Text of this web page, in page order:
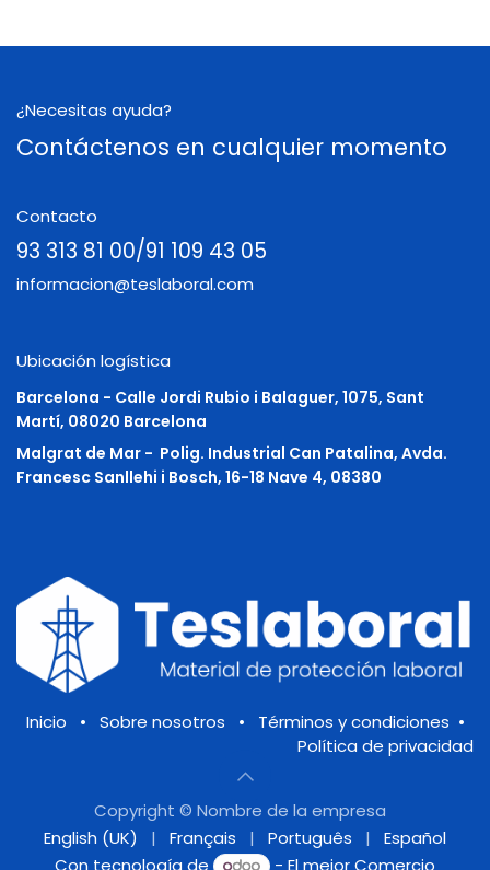
¿Necesitas ayuda?
Contáctenos en cualquier momento
Contacto
93 313 81 00/91 109 43 05
informacion@teslaboral.com
Ubicación logística
Barcelona - Calle Jordi Rubio i Balaguer, 1075, Sant
Martí, 08020 Barcelona
Malgrat de Mar - Polig. Industrial Can Patalina, Avda.
Francesc Sanllehi i Bosch, 16-18 Nave 4, 08380
Inicio • Sobre nosotros • Términos y condiciones •
Política de privacidad
Copyright © Nombre de la empresa
English (UK)
| Français | Português |
Español
Con tecnología de
- El mejorComercio